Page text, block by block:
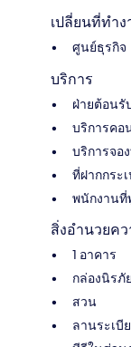
เปลี่ยนที่ทำง
ศูนย์ธุรกิจ
บริการ
ฝ่ายต้อนรั
บริการคอ
บริการจอ
ที่ฝากกระ
พนักงานที่
สิ่งอำนวยค
1 อาคาร
กล่องนิรภั
สวน
ลานระเบี